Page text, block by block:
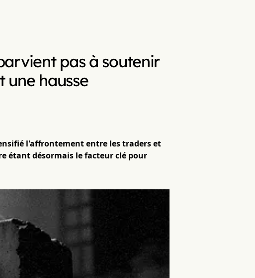
pas à soutenir
une hausse
l'affrontement entre les traders et
étant désormais le facteur clé pour